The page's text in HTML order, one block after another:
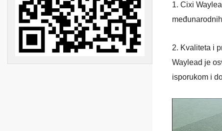
1. Cixi
2. Kvaliteta i
Waylead je
isporukom i